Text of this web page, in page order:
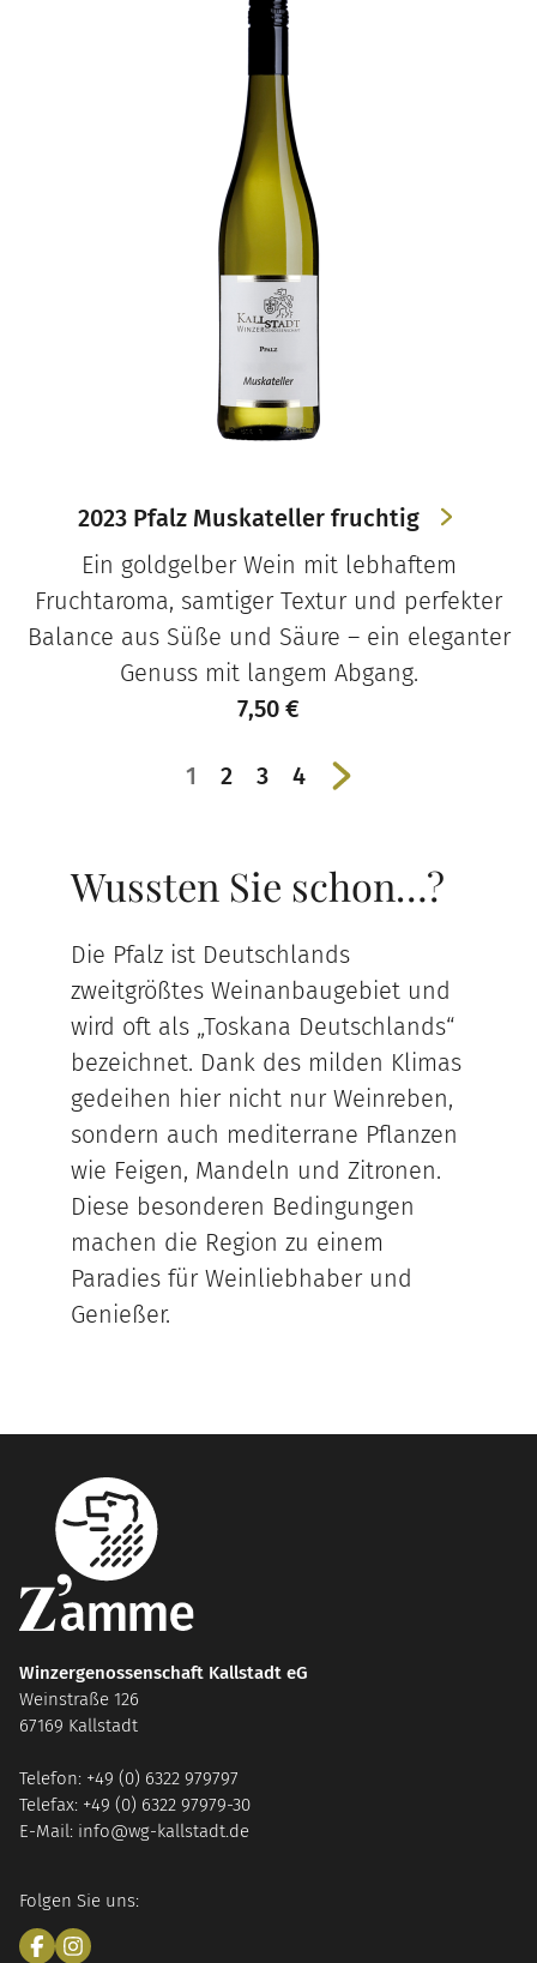
2023 Pfalz Muskateller fruchtig
Ein goldgelber Wein mit lebhaftem
Fruchtaroma, samtiger Textur und perfekter
Balance aus Süße und Säure – ein eleganter
Genuss mit langem Abgang.
7,50 €
1 2 3 4 →
Wussten Sie schon…?
Die Pfalz ist Deutschlands
zweitgrößtes Weinanbaugebiet und
wird oft als „Toskana Deutschlands“
bezeichnet. Dank des milden Klimas
gedeihen hier nicht nur Weinreben,
sondern auch mediterrane Pflanzen
wie Feigen, Mandeln und Zitronen.
Diese besonderen Bedingungen
machen die Region zu einem
Paradies für Weinliebhaber und
Genießer.
Winzergenossenschaft Kallstadt eG
Weinstraße 126
67169 Kallstadt
Telefon: +49 (0) 6322 979797
Telefax: +49 (0) 6322 97979-30
E-Mail: info@wg-kallstadt.de
Folgen Sie uns: